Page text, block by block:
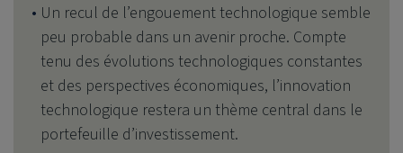
Un recul de l’engouement technologique semble
peu probable dans un avenir proche. Compte
tenu des évolutions technologiques constantes
et des perspectives économiques, l’innovation
technologique restera un thème central dans le
portefeuille d’investissement.